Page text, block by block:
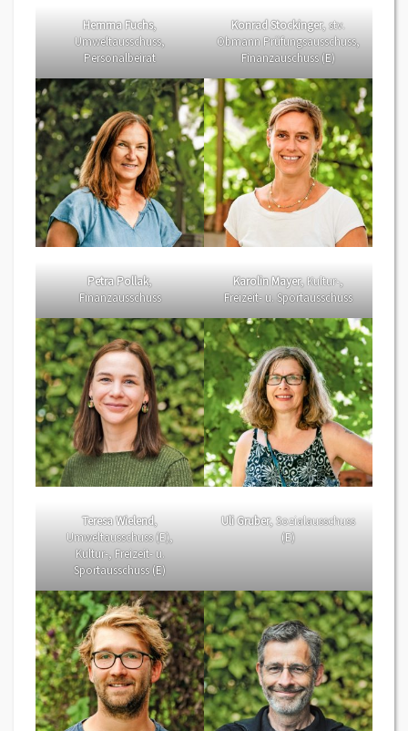
Hemma Fuchs,
Umweltausschuss,
Personalbeirat
Konrad Stockinger, stv.
Obmann Prüfungsausschuss,
Finanzauschuss (E)
Petra Pollak,
Finanzausschuss
Karolin Mayer, Kultur-,
Freizeit- u. Sportausschuss
Teresa Wielend,
Umweltausschuss (E),
Kultur-, Freizeit- u.
Sportausschuss (E)
Uli Gruber, Sozialausschuss
(E)